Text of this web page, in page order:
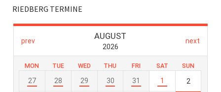
RIEDBERG TERMINE